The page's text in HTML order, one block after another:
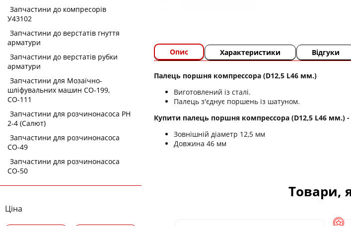
Запчастини до компресорів
У43102
Запчастини до верстатів гнуття
арматури
Запчастини до верстатів рубки
арматури
Запчастини для Мозаїчно-
шліфувальних машин СО-199,
СО-111
Запчастини для розчинонасоса РН
2-4 (Салют)
Запчастини для розчинонасоса
СО-49
Запчастини для розчинонасоса
СО-50
Ціна
Опис Характеристики Відгуки
Палець поршня компрессора (D12,5 L46 мм.)
Виготовлений із сталі.
Палець з'єднує поршень із шатуном.
Купити палець поршня компрессора (D12,5 L46 мм.) -
Зовнішній діаметр 12,5 мм
Довжина 46 мм
Товари,